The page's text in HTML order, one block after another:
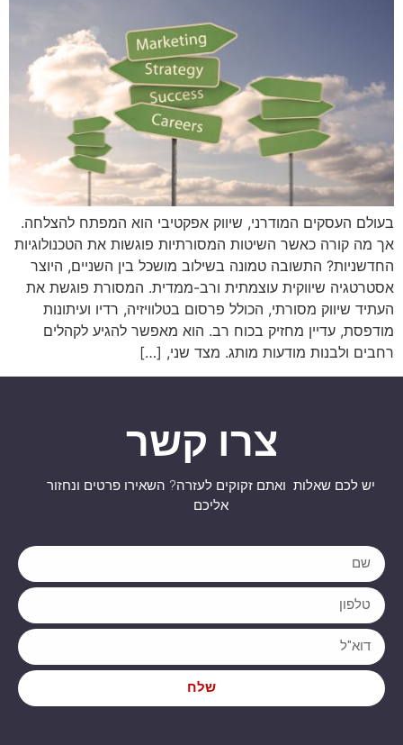
בעולם העסקים המודרני, שיווק אפקטיבי הוא המפתח להצלחה.
אך מה קורה כאשר השיטות המסורתיות פוגשות את הטכנולוגיות
החדשניות? התשובה טמונה בשילוב מושכל בין השניים, היוצר
אסטרטגיה שיווקית עוצמתית ורב-ממדית. המסורת פוגשת את
העתיד שיווק מסורתי, הכולל פרסום בטלוויזיה, רדיו ועיתונות
מודפסת, עדיין מחזיק בכוח רב. הוא מאפשר להגיע לקהלים
רחבים ולבנות מודעות מותג. מצד שני, […]
צרו קשר
יש לכם שאלות ואתם זקוקים לעזרה? השאירו פרטים ונחזור
אליכם
שלח